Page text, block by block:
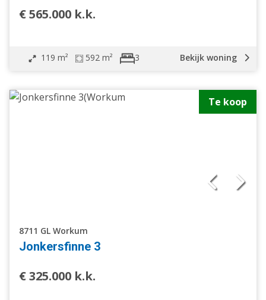
€ 565.000 k.k.
119 m² 592 m² 3 Bekijk woning
Te koop
8711 GL Workum
Jonkersfinne 3
€ 325.000 k.k.